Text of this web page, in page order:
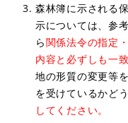
森林簿に示される
示については、参
ら関係法令の指定
内容と必ずしも一
地の形質の変更等
を受けているかどう
してください。